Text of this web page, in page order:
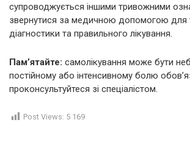
супроводжується іншими тривожними
звернутися за медичною допомогою для
діагностики та правильного лікування.
Пам’ятайте: самолікування може бути
постійному або інтенсивному болю
проконсультуйтеся зі спеціалістом.
Post Views: 5 169